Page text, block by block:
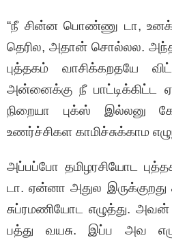
“நீ சின்ன பொண்ணு டா,
தெரில, அதான் சொல்லல. அந்த
புத்தகம் வாசிக்கறதயே
அன்னைக்கு நீ பாட்டிக்கிட்ட
நிறையா புக்ஸ் இல்லனு
உணர்ச்சிகள காமிச்சுக்காம
அப்பப்போ தமிழரசியோட
டா. ஏன்னா அதுல
சுப்ரமணியோட எழுத்து. அவன்
பத்து வயசு. இப்ப அவ